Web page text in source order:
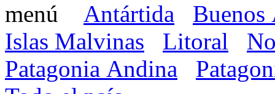
Antártida
Buenos
Islas Malvinas
Litoral
Patagonia Andina